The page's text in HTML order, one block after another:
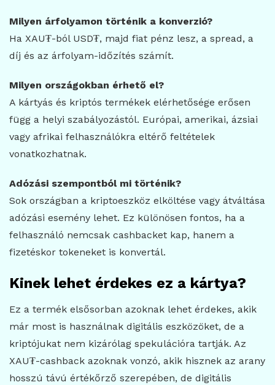
Milyen árfolyamon történik a konverzió?
Ha XAU₮-ból USD₮, majd fiat pénz lesz, a spread, a
díj és az árfolyam-időzítés számít.
Milyen országokban érhető el?
A kártyás és kriptós termékek elérhetősége erősen
függ a helyi szabályozástól. Európai, amerikai, ázsiai
vagy afrikai felhasználókra eltérő feltételek
vonatkozhatnak.
Adózási szempontból mi történik?
Sok országban a kriptoeszköz elköltése vagy átváltása
adózási esemény lehet. Ez különösen fontos, ha a
felhasználó nemcsak cashbacket kap, hanem a
fizetéskor tokeneket is konvertál.
Kinek lehet érdekes ez a kártya?
Ez a termék elsősorban azoknak lehet érdekes, akik
már most is használnak digitális eszközöket, de a
kriptójukat nem kizárólag spekulációra tartják. Az
XAU₮-cashback azoknak vonzó, akik hisznek az arany
hosszú távú értékőrző szerepében, de digitális